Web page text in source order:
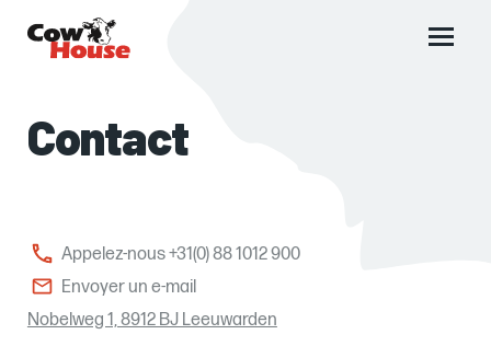
Main
Contact
Appelez-nous +31(0) 88 1012 900
Envoyer un e-mail
Nobelweg 1, 8912 BJ Leeuwarden